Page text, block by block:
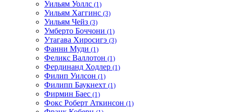
Уильям Уоллс (1)
Уильям Хаггинс (3)
Уильям Чейз (3)
Умберто Боччони (1)
Утагава Хиросигэ (3)
Фанни Муди (1)
Феликс Валлотон (1)
Фердинанд Ходлер (1)
Филип Уилсон (1)
Филипп Баукнехт (1)
Фирмин Баес (1)
Фокс Роберт Аткинсон (1)